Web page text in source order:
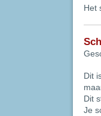
Het
Dit
Dit
Je